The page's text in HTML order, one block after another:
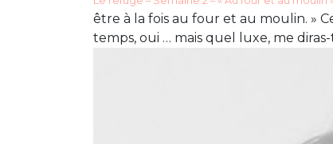
être à la fois au four et au moulin. »
temps, oui … mais quel luxe, me